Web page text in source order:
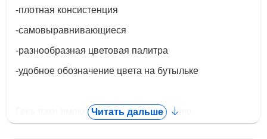
-плотная консистенция
-самовыравнивающиеся
-разнообразная цветовая палитра
-удобное обозначение цвета на бутыльке
Гель лаки имеют высокую пигментацию,
рекомендуем использовать лампу с высокой
Читать дальше